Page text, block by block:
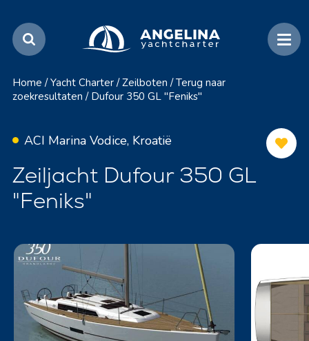
Home / Yacht Charter / Zeilboten / Terug naar
zoekresultaten / Dufour 350 GL "Feniks"
ACI Marina Vodice, Kroatië
Zeiljacht Dufour 350 GL
"Feniks"